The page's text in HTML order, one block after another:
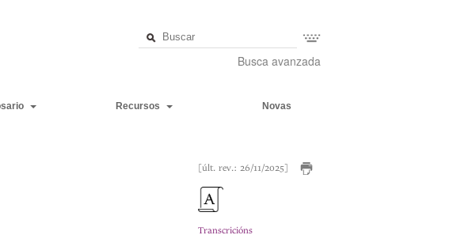
Busca avanzada
Recursos Novas
[últ. rev.: 26/11/2025]
Transcricións